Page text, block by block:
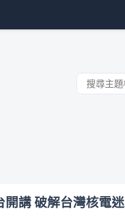
開講 破解台灣核電